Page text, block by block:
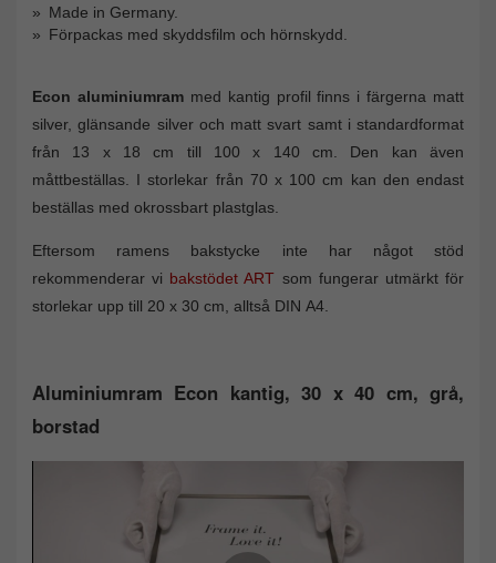
Made in Germany.
Förpackas med skyddsfilm och hörnskydd.
Econ aluminiumrammed kantig profil finns i färgerna matt
silver, glänsande silver och matt svart samt i standardformat
från 13 x 18 cm till 100 x 140 cm. Den kan även
måttbeställas. I storlekar från 70 x 100 cm kan den endast
beställas med okrossbart plastglas.
Eftersom ramens bakstycke inte har något stöd
rekommenderar vi bakstödet ART som fungerar utmärkt för
storlekar upp till 20 x 30 cm, alltså DIN A4.
Aluminiumram Econ kantig, 30 x 40 cm, grå,
borstad